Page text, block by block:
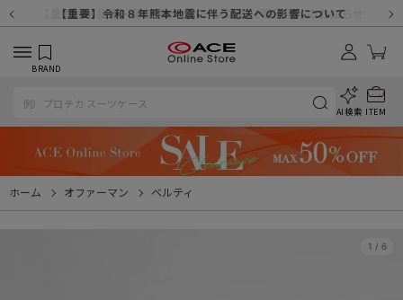
【重要】8/11（火・祝）休業及び配送スケジュールについて
【重要】令和８年熊本地震に伴う配送への影響について
【重要】納品書・領収書ペーパーレス化（電子化）のお知らせ
【重要】天候不良や交通状況・物量増等に伴う配送への影響について
【重要】悪質な詐欺サイトにご注意ください
【重要】各種メールが届かない場合に関しまして
【重要】お問い合わせのご対応に関しまして
【重要】SNSのなりすまし詐欺にご注意ください
BRAND
AI検索 ITEM
ホーム オファーマン ベルティ
1 / 6